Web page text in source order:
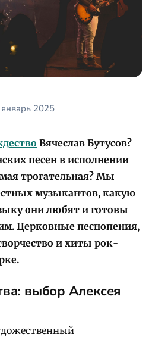
2025
Вячеслав Бутусов?
песен в исполнении
трогательная? Мы
музыкантов, какую
они любят и готовы
Церковные песнопения,
и хиты рок-
выбор Алексея